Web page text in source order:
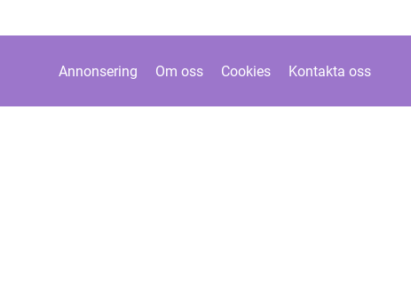
Annonsering Om oss Cookies Kontakta oss